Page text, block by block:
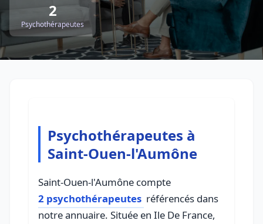
2
Psychothérapeutes
Psychothérapeutes à
Saint-Ouen-l'Aumône
Saint-Ouen-l'Aumône compte
2 psychothérapeutes référencés dans
notre annuaire. Située en Ile De France,